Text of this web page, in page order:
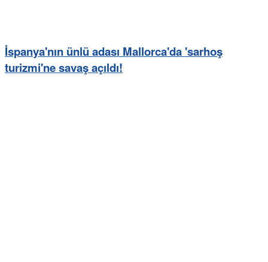
İspanya'nın ünlü adası Mallorca'da 'sarhoş
turizmi'ne savaş açıldı!